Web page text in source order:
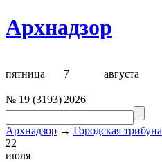
Архнадзор
пятница 7 августа
№ 19 (3193) 2026
Архнадзор → Городская трибуна
22
июля